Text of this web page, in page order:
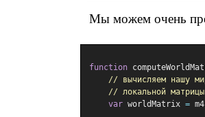
Мы можем очень
function
// вычисляем нашу
// локальной
var worldMatrix = m4